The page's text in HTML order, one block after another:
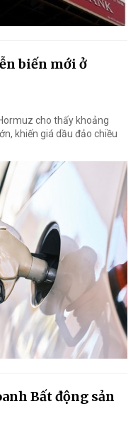
biến mới ở
cho thấy khoảng
khiến giá dầu đảo chiều
Bất động sản